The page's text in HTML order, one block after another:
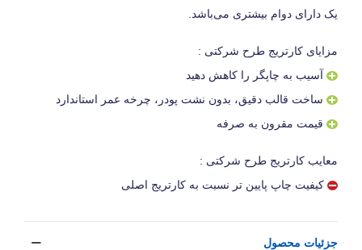
یک دارای دوام بیشتری می‌باشد.
مزایای کارتریج طرح شرکتی :
آسیب به چاپگر را کاهش دهید
ساخت قالب دقیق، بدون نشت پودر، چرخه عمر استاندارد
قیمت مقرون به صرفه
معایب کارتریج طرح شرکتی :
کیفیت چاپ پایین تر نسبت به کارتریج اصلی
جزئیات محصول